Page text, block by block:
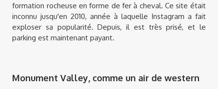
formation rocheuse en forme de fer à cheval. Ce site était
inconnu jusqu'en 2010, année à laquelle Instagram a fait
exploser sa popularité. Depuis, il est très prisé, et le
parking est maintenant payant.
Monument Valley, comme un air de western